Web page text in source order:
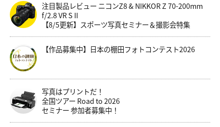
注目製品レビュー ニコンZ8 & NIKKOR Z 70-200mm
f/2.8 VR S II
【8/5更新】スポーツ写真セミナー＆撮影会特集
【作品募集中】日本の棚田フォトコンテスト2026
写真はプリントだ！
全国ツアー Road to 2026
セミナー 参加者募集中！